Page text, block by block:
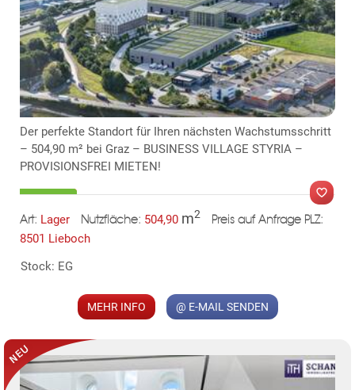
Der perfekte Standort für Ihren nächsten Wachstumsschritt
– 504,90 m² bei Graz – BUSINESS VILLAGE STYRIA –
PROVISIONSFREI MIETEN!
Art: Lager Nutzfläche: 504,90 m2 Preis auf Anfrage PLZ:
8501 Lieboch
Stock: EG
MEHR INFO @ E-MAIL SENDEN